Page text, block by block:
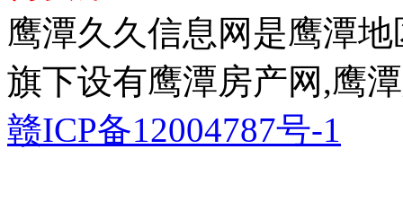
鹰潭久久信息网是鹰潭
旗下设有鹰潭房产网,鹰
赣ICP备12004787号-1